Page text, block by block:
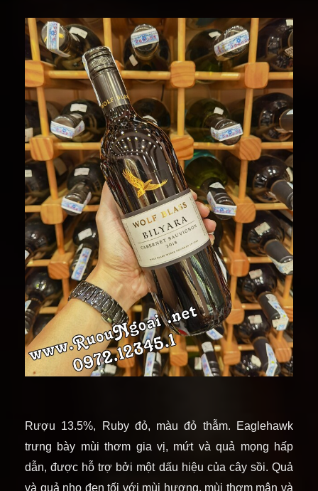
Rượu 13.5%, Ruby đỏ, màu đỏ thẫm. Eaglehawk
trưng bày mùi thơm gia vị, mứt và quả mọng hấp
dẫn, được hỗ trợ bởi một dấu hiệu của cây sồi. Quả
và quả nho đen tối với mùi hương, mùi thơm mận và